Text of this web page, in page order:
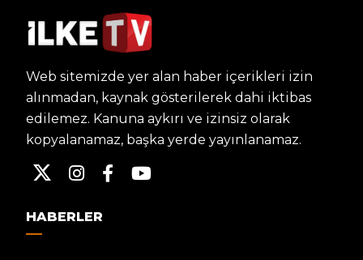
Web sitemizde yer alan haber içerikleri izin
alınmadan, kaynak gösterilerek dahi iktibas
edilemez. Kanuna aykırı ve izinsiz olarak
kopyalanamaz, başka yerde yayınlanamaz.
HABERLER